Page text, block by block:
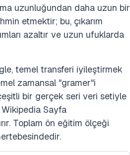
uzunluğundan daha uzun bir
etmektir; bu, çıkarım
azaltır ve uzun ufuklarda
temel transferi iyileştirmek
zamansal "gramer"i
bir gerçek seri veri setiyle
Sayfa
Toplam ön eğitim ölçeği